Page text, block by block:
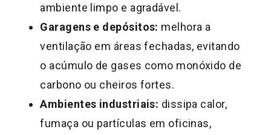
ambiente limpo e agradável.
Garagens e depósitos: melhora a
ventilação em áreas fechadas, evitando
o acúmulo de gases como monóxido de
carbono ou cheiros fortes.
Ambientes industriais: dissipa calor,
fumaça ou partículas em oficinas,